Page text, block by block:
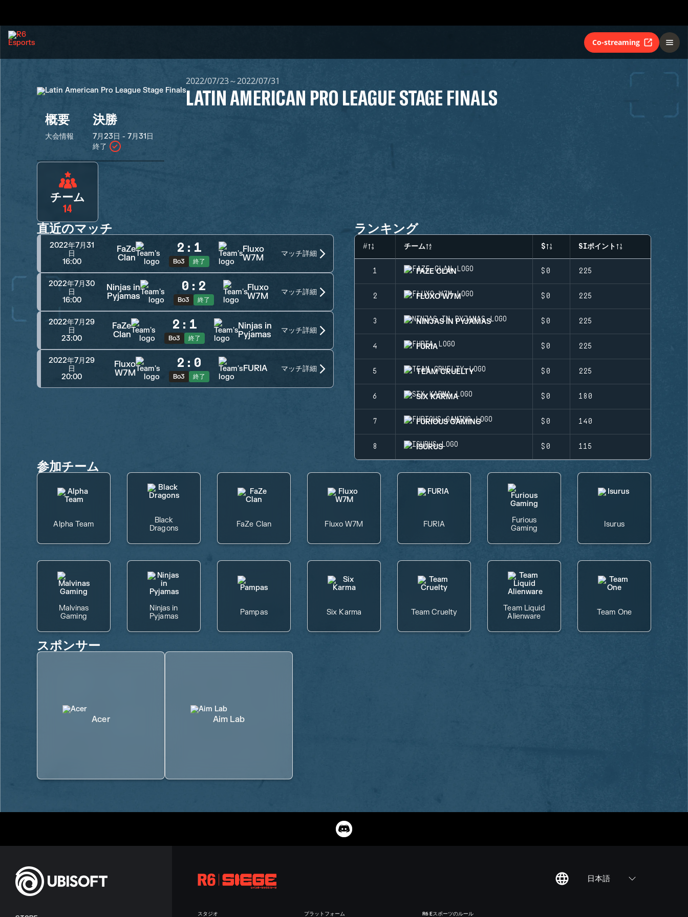
Co-streaming
2022/07/23～2022/07/31
LATIN AMERICAN PRO LEAGUE STAGE FINALS
概要
大会情報
決勝
7月23日 - 7月31日
終了
チーム
14
直近のマッチ
2022年7月31
日
16:00
FaZe
Clan
2 : 1
Bo3 終了
Fluxo
W7M
マッチ詳細
2022年7月30
日
16:00
Ninjas in
Pyjamas
0 : 2
Bo3 終了
Fluxo
W7M
マッチ詳細
2022年7月29
日
23:00
FaZe
Clan
2 : 1
Bo3 終了
Ninjas in
Pyjamas
マッチ詳細
2022年7月29
日
20:00
Fluxo
W7M
2 : 0
Bo3 終了
FURIA マッチ詳細
ランキング
# チーム $ SIポイント
1 FAZE CLAN $0 225
2 FLUXO W7M $0 225
3 NINJAS IN PYJAMAS $0 225
4 FURIA $0 225
5 TEAM CRUELTY $0 225
6 SIX KARMA $0 180
7 FURIOUS GAMING $0 140
8 ISURUS $0 115
参加チーム
Alpha Team
Black
Dragons
FaZe Clan Fluxo W7M FURIA
Furious
Gaming
Isurus
Malvinas
Gaming
Ninjas in
Pyjamas
Pampas Six Karma Team Cruelty
Team Liquid
Alienware
Team One
スポンサー
Acer Aim Lab
日本語
スタジオ プラットフォーム R6 Eスポーツのルール